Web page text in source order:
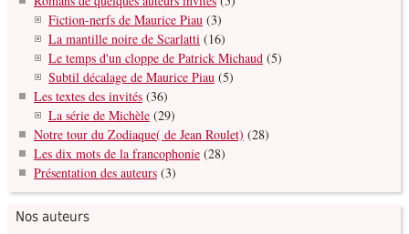
Fiction-nerfs de Maurice Piau (3)
La mantille noire de Scarlatti (16)
Le temps d'un cloppe de Patrick Michaud (5)
Subtil décalage de Maurice Piau (5)
Les textes des invités (36)
La série de Michèle (29)
Notre tour du Zodiaque( de Jean Roulet) (28)
Les dix mots de la francophonie (28)
Présentation des auteurs (3)
Nos auteurs